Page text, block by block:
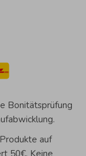
Bonitätsprüfung
auf